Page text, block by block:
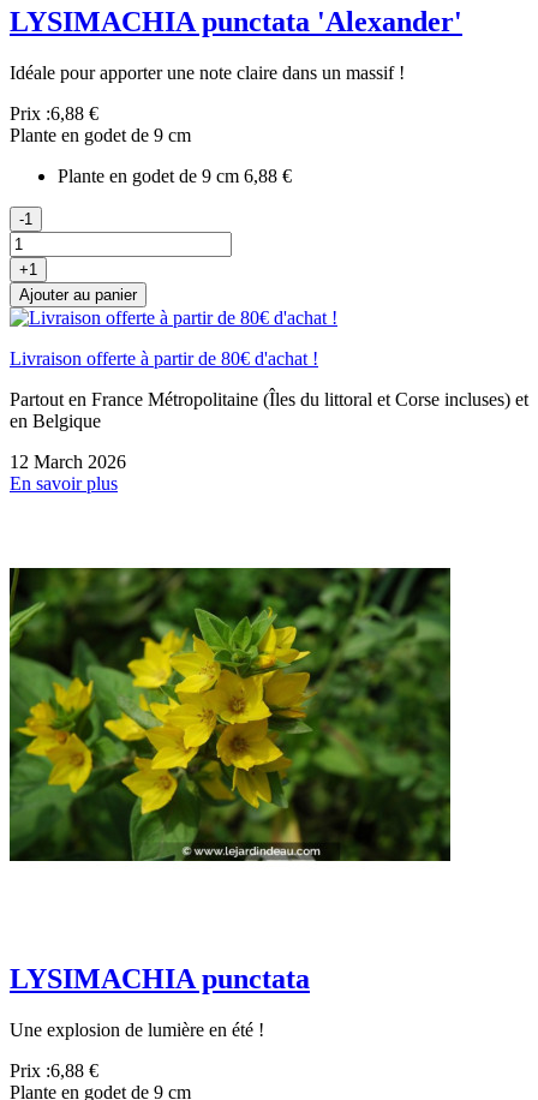
LYSIMACHIA punctata 'Alexander'
Idéale pour apporter une note claire dans un massif !
Prix :6,88 €
Plante en godet de 9 cm
Plante en godet de 9 cm 6,88 €
-1
+1
Ajouter au panier
Livraison offerte à partir de 80€ d'achat !
Partout en France Métropolitaine (Îles du littoral et Corse incluses) et
en Belgique
12 March 2026
En savoir plus
LYSIMACHIA punctata
Une explosion de lumière en été !
Prix :6,88 €
Plante en godet de 9 cm